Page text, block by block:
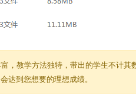
，教学方法独特，带出的学生不计其
达到您想要的理想成绩。